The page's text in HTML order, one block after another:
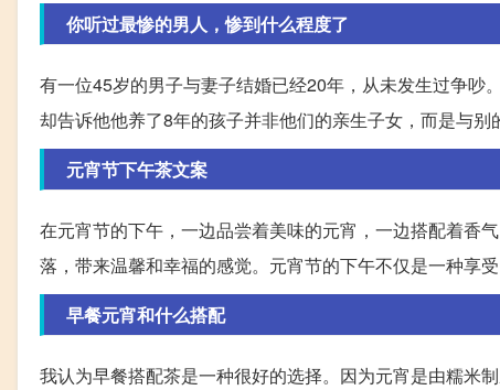
你听过最惨的男人，惨到什么程度了
有一位45岁的男子与妻子结婚已经20年，从未发生过争
却告诉他他养了8年的孩子并非他们的亲生子女，而是与别
元宵节下午茶文案
在元宵节的下午，一边品尝着美味的元宵，一边搭配着香
落，带来温馨和幸福的感觉。元宵节的下午不仅是一种享
早餐元宵和什么搭配
我认为早餐搭配茶是一种很好的选择。因为元宵是由糯米